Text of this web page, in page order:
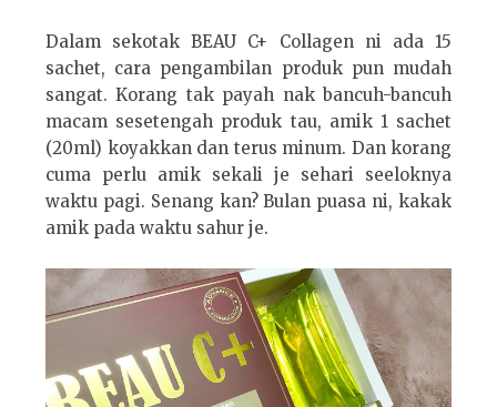
Dalam sekotakBEAU C+ Collagen ni ada 15
sachet, cara pengambilan produk pun mudah
sangat. Korang tak payah nak bancuh-bancuh
macam sesetengah produk tau, amik 1 sachet
(20ml) koyakkan dan terus minum. Dan korang
cuma perlu amik sekali je sehari seeloknya
waktu pagi. Senang kan? Bulan puasa ni, kakak
amik pada waktu sahur je.